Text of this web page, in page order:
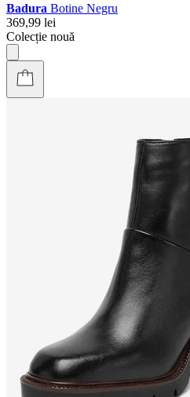
Badura Botine Negru
369,99 lei
Colecție nouă